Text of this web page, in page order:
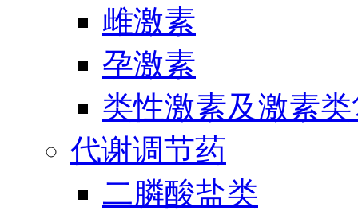
雌激素
孕激素
类性激素及激素
代谢调节药
二膦酸盐类